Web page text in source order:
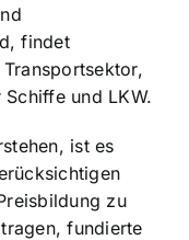
findet
und LKW.
ist es
zu
fundierte